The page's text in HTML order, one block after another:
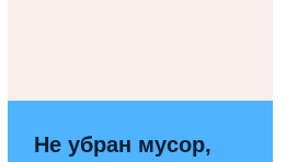
Не убран мусор,